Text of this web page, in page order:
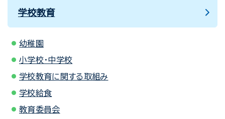
学校教育
幼稚園
小学校・中学校
学校教育に関する取組み
学校給食
教育委員会